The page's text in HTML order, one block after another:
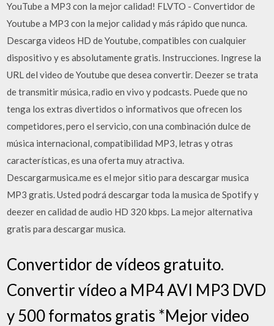
YouTube a MP3 con la mejor calidad! FLVTO - Convertidor de
Youtube a MP3 con la mejor calidad y más rápido que nunca.
Descarga videos HD de Youtube, compatibles con cualquier
dispositivo y es absolutamente gratis. Instrucciones. Ingrese la
URL del video de Youtube que desea convertir. Deezer se trata
de transmitir música, radio en vivo y podcasts. Puede que no
tenga los extras divertidos o informativos que ofrecen los
competidores, pero el servicio, con una combinación dulce de
música internacional, compatibilidad MP3, letras y otras
características, es una oferta muy atractiva.
Descargarmusica.me es el mejor sitio para descargar musica
MP3 gratis. Usted podrá descargar toda la musica de Spotify y
deezer en calidad de audio HD 320 kbps. La mejor alternativa
gratis para descargar musica.
Convertidor de vídeos gratuito.
Convertir vídeo a MP4 AVI MP3 DVD
y 500 formatos gratis *Mejor video